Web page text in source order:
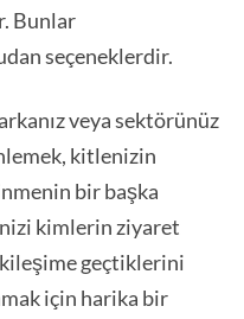
Bunlar
seçeneklerdir.
veya sektörünüz
kitlenizin
bir başka
kimlerin ziyaret
geçtiklerini
için harika bir